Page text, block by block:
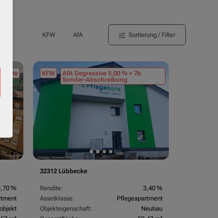
KFW AfA Sortierung / Filter
%
KFW
AfA Degressive 5,00 % + 7b
Sonder-Abschreibung
32312 Lübbecke
Rendite:
3,40 %
Assetklasse:
Pflegeapartment
Objekteigenschaft:
Neubau